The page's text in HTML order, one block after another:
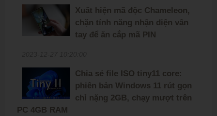
Xuất hiện mã độc Chameleon,
chặn tính năng nhận diện vân
tay để ăn cắp mã PIN
Chia sẻ file ISO tiny11 core:
phiên bản Windows 11 rút gọn
chỉ nặng 2GB, chạy mượt trên
PC 4GB RAM